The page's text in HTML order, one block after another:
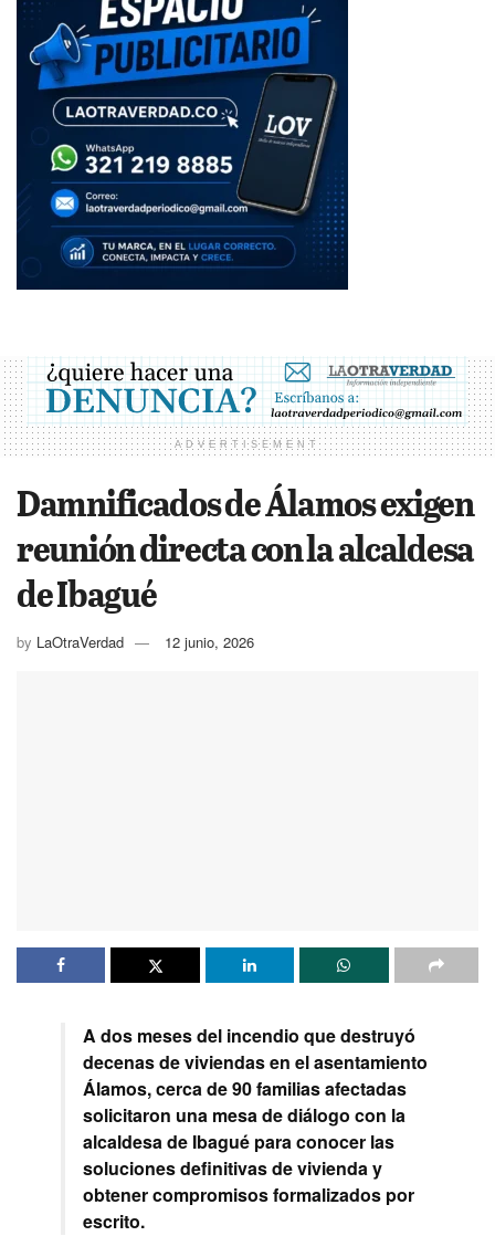
ADVERTISEMENT
Damnificados de Álamos exigen
reunión directa con la alcaldesa
de Ibagué
by LaOtraVerdad 12 junio, 2026
A dos meses del incendio que destruyó
decenas de viviendas en el asentamiento
Álamos, cerca de 90 familias afectadas
solicitaron una mesa de diálogo con la
alcaldesa de Ibagué para conocer las
soluciones definitivas de vivienda y
obtener compromisos formalizados por
escrito.